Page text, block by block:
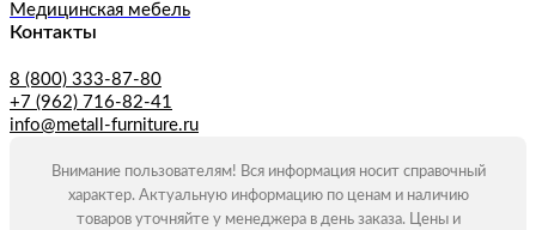
Медицинская мебель
Контакты
8 (800) 333-87-80
+7 (962) 716-82-41
info@metall-furniture.ru
Внимание пользователям! Вся информация носит справочный
характер. Актуальную информацию по ценам и наличию
товаров уточняйте у менеджера в день заказа. Цены и